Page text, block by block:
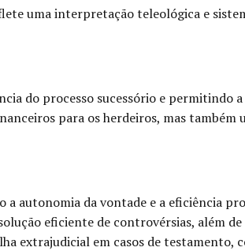
uma interpretação teleológica e
do processo sucessório e permitindo
para os herdeiros, mas também
autonomia da vontade e a eficiência
eficiente de controvérsias, além
extrajudicial em casos de